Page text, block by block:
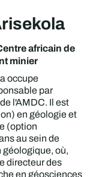
africain de
minier
occupe
par
l'AMDC. Il est
en géologie et
(option
au sein de
où,
directeur des